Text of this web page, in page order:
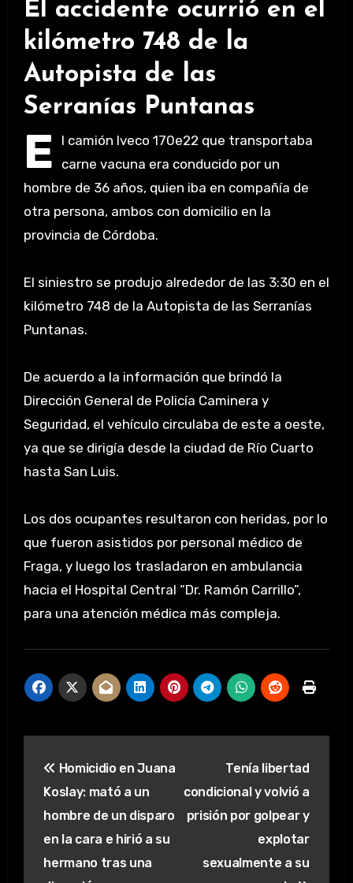
El accidente ocurrió en el
kilómetro 748 de la
Autopista de las
Serranías Puntanas
E
l camión Iveco 170e22 que transportaba
carne vacuna era conducido por un
hombre de 36 años, quien iba en compañía de
otra persona, ambos con domicilio en la
provincia de Córdoba.
El siniestro se produjo alrededor de las 3:30 en el
kilómetro 748 de la Autopista de las Serranías
Puntanas.
De acuerdo a la información que brindó la
Dirección General de Policía Caminera y
Seguridad, el vehículo circulaba de este a oeste,
ya que se dirigía desde la ciudad de Río Cuarto
hasta San Luis.
Los dos ocupantes resultaron con heridas, por lo
que fueron asistidos por personal médico de
Fraga, y luego los trasladaron en ambulancia
hacia el Hospital Central “Dr. Ramón Carrillo”,
para una atención médica más compleja.
de
entradas
Homicidio en Juana
Koslay: mató a un
hombre de un disparo
en la cara e hirió a su
hermano tras una
Tenía libertad
condicional y volvió a
prisión por golpear y
explotar
sexualmente a su